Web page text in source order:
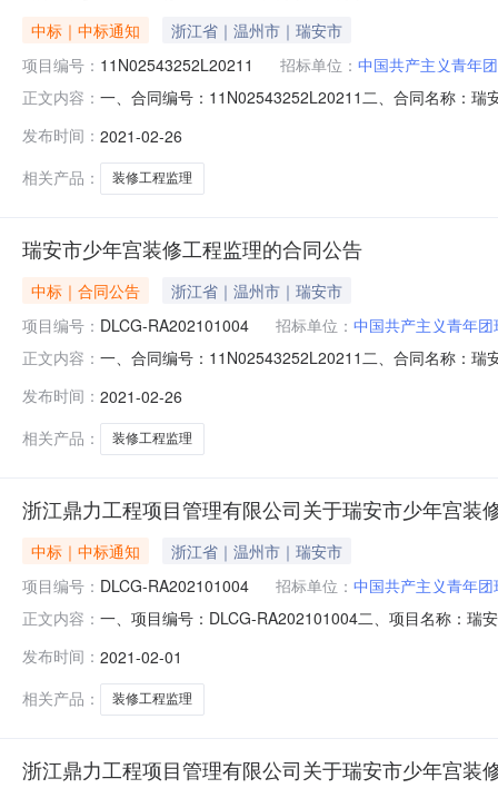
中标｜中标通知
浙江省｜温州市｜瑞安市
项目编号： 11N02543252L20211 招标单位： 中国共产主义青年
正文内容： 一、合同编号：11N02543252L20211二、合同名称：瑞
18267710733六、合同主体信息1.主要标的信息：主要
发布时间： 2021-02-26
相关产品：
装修工程监理
瑞安市少年宫装修工程监理的合同公告
中标｜合同公告
浙江省｜温州市｜瑞安市
项目编号： DLCG-RA202101004 招标单位： 中国共产主义青年
正文内容： 一、合同编号：11N02543252L20211二、合同名称：瑞
18267710733六、合同主体信息1.主要标的信息：主要
发布时间： 2021-02-26
相关产品：
装修工程监理
浙江鼎力工程项目管理有限公司关于瑞安市少年宫装
中标｜中标通知
浙江省｜温州市｜瑞安市
项目编号： DLCG-RA202101004 招标单位： 中国共产主义青年
正文内容： 一、项目编号：DLCG-RA202101004二、项目名称：瑞
息：2.工程类主要标的信息：3.服务类主要标的信息：序
发布时间： 2021-02-01
相关产品：
装修工程监理
浙江鼎力工程项目管理有限公司关于瑞安市少年宫装